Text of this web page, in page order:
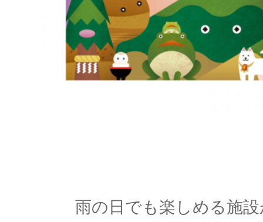
雨の日でも楽しめる施